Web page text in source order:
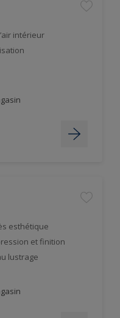
intérieur
esthétique
et finition
lustrage